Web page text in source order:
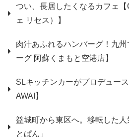
つい、長居したくなるカフェ
ェ リセス）】
肉汁あふれるハンバーグ！九
ーグ 阿蘇くまもと空港店】
SLキッチンカーがプロデュー
AWAI】
益城町から東区へ。移転した
とぱん」